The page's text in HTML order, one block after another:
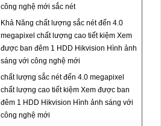
công nghệ mới sắc nét
Khả Năng chất lượng sắc nét đến 4.0
megapixel chất lượng cao tiết kiệm Xem
được ban đêm 1 HDD Hikvision Hình ảnh
sáng với công nghệ mới
chất lượng sắc nét đến 4.0 megapixel
chất lượng cao tiết kiệm Xem được ban
đêm 1 HDD Hikvision Hình ảnh sáng với
công nghệ mới